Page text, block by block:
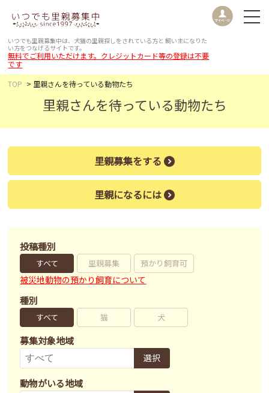
いつでも里親募集中は、犬猫の里親探しをされている方と 飼い主になりた
い方をつなげるサイトです。
無料でご利用いただけます。クレジットカード等の登録は不要
です
TOP
里親さんを待っている動物たち
里親さんを待っている動物たち
里親募集をする
里親になるには
投稿種別
すべて 里親募集 預かり飼育可
被災地動物の預かり飼育について
種別
すべて 猫 犬
募集対象地域
選択
動物がいる地域